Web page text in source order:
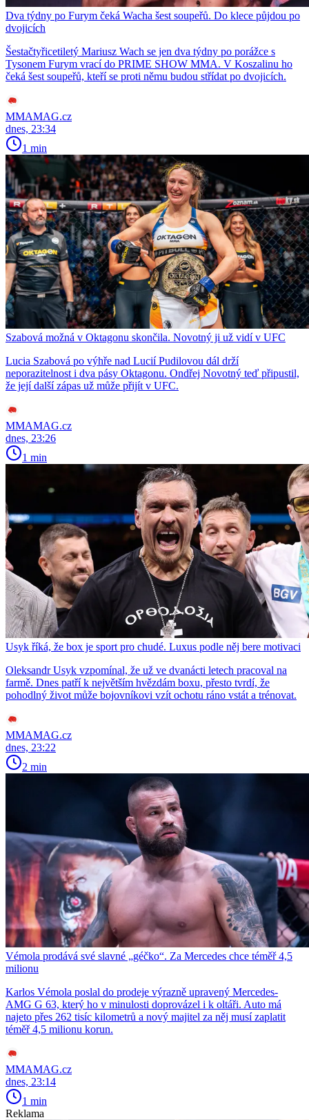
Dva týdny po Furym čeká Wacha šest soupeřů. Do klece půjdou po
dvojicích
Šestačtyřicetiletý Mariusz Wach se jen dva týdny po porážce s
Tysonem Furym vrací do PRIME SHOW MMA. V Koszalinu ho
čeká šest soupeřů, kteří se proti němu budou střídat po dvojicích.
MMAMAG.cz
dnes, 23:34
1 min
Szabová možná v Oktagonu skončila. Novotný ji už vidí v UFC
Lucia Szabová po výhře nad Lucií Pudilovou dál drží
neporazitelnost i dva pásy Oktagonu. Ondřej Novotný teď připustil,
že její další zápas už může přijít v UFC.
MMAMAG.cz
dnes, 23:26
1 min
Usyk říká, že box je sport pro chudé. Luxus podle něj bere motivaci
Oleksandr Usyk vzpomínal, že už ve dvanácti letech pracoval na
farmě. Dnes patří k největším hvězdám boxu, přesto tvrdí, že
pohodlný život může bojovníkovi vzít ochotu ráno vstát a trénovat.
MMAMAG.cz
dnes, 23:22
2 min
Vémola prodává své slavné „géčko“. Za Mercedes chce téměř 4,5
milionu
Karlos Vémola poslal do prodeje výrazně upravený Mercedes-
AMG G 63, který ho v minulosti doprovázel i k oltáři. Auto má
najeto přes 262 tisíc kilometrů a nový majitel za něj musí zaplatit
téměř 4,5 milionu korun.
MMAMAG.cz
dnes, 23:14
1 min
Reklama